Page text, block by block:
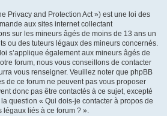
Privacy and Protection Act ») est une loi des
aux sites internet collectant
sur les mineurs âgés de moins de 13 ans un
ou des tuteurs légaux des mineurs concernés.
s’applique également aux mineurs âgés de
forum, nous vous conseillons de contacter
vous renseigner. Veuillez noter que phpBB
de ce forum ne peuvent pas vous proposer
donc pas être contactés à ce sujet, excepté
question « Qui dois-je contacter à propos de
légaux liés à ce forum ? ».